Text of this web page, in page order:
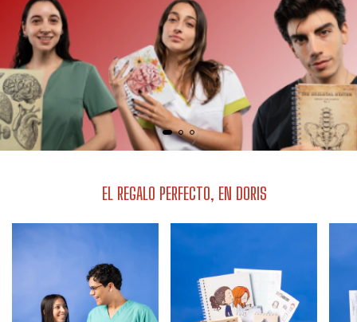
EL REGALO PERFECTO, EN DORIS